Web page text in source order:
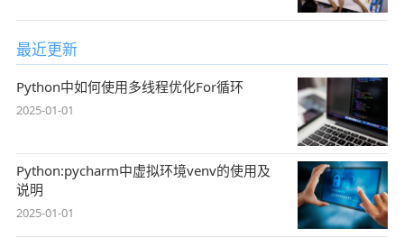
最近更新
Python中如何使用多线程优化For循环
2025-01-01
Python:pycharm中虚拟环境venv的使用及
说明
2025-01-01